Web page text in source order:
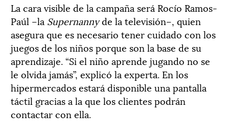
La cara visible de la campaña será Rocío Ramos-
Paúl –la Supernannyde la televisión–, quien
asegura que es necesario tener cuidado con los
juegos de los niños porque son la base de su
aprendizaje. “Si el niño aprende jugando no se
le olvida jamás”, explicó la experta. En los
hipermercados estará disponible una pantalla
táctil gracias a la que los clientes podrán
contactar con ella.